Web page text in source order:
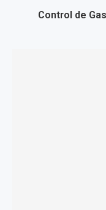
Control de